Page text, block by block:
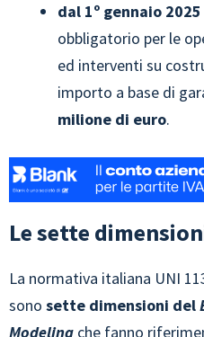
dal 1º gennaio 2025
obbligatorio per le
ed interventi su
importo a base di
milione di euro.
Le sette
La normativa italiana UNI
sono sette dimensioni del
Modeling che fanno